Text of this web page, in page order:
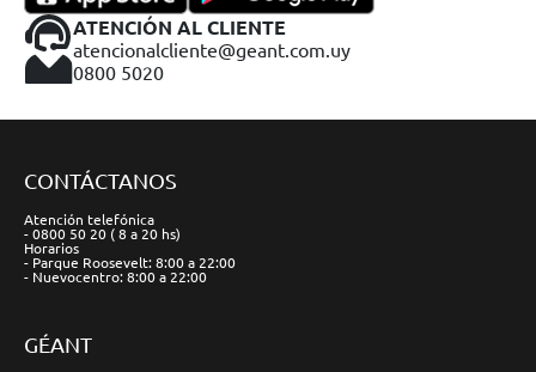
ATENCIÓN AL CLIENTE
atencionalcliente@geant.com.uy
0800 5020
CONTÁCTANOS
Atención telefónica
- 0800 50 20 ( 8 a 20 hs)
Horarios
- Parque Roosevelt: 8:00 a 22:00
- Nuevocentro: 8:00 a 22:00
GÉANT